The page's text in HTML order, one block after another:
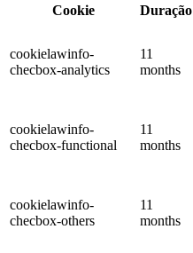
Cookie
Duração
cookielawinfo-
checbox-analytics
11
months
cookielawinfo-
checbox-functional
11
months
cookielawinfo-
checbox-others
11
months